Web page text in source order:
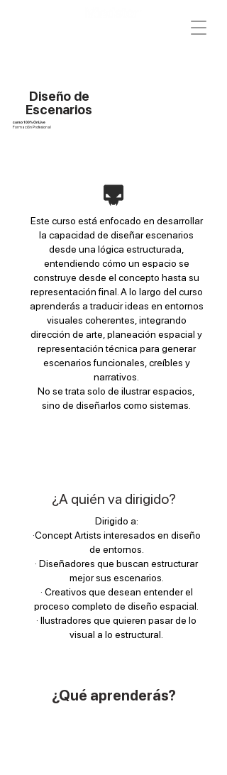
Diseño de
Escenarios
curso 100% OnLive
Formación Profesional
Este curso está enfocado en desarrollar
la capacidad de diseñar escenarios
desde una lógica estructurada,
entendiendo cómo un espacio se
construye desde el concepto hasta su
representación final. A lo largo del curso
aprenderás a traducir ideas en entornos
visuales coherentes, integrando
dirección de arte, planeación espacial y
representación técnica para generar
escenarios funcionales, creíbles y
narrativos.
No se trata solo de ilustrar espacios,
sino de diseñarlos como sistemas.
¿A quién va dirigido?
Dirigido a:
·Concept Artists interesados en diseño
de entornos.
· Diseñadores que buscan estructurar
mejor sus escenarios.
· Creativos que desean entender el
proceso completo de diseño espacial.
· Ilustradores que quieren pasar de lo
visual a lo estructural.
¿Qué aprenderás?